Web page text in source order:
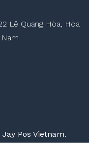
Lê Quang Hòa, Hòa
Pos Vietnam.